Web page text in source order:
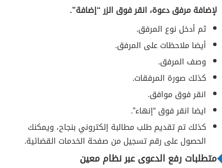
لإضافة مرفق دعوة، انقر فوق الزر “إضافة”.
ثم أدخل نوع المرفق.
أيضا ملاحظات على المرفق.
وصف المرفق.
كذلك صورة المرفقات.
انقر فوق موافق.
ايضا انقر فوق “إنهاء”.
كذلك تم تقديم طلب مطالبة إلكتروني بنجاح، ويمكنك
الحصول على رقم تسجيل من صفحة الخدمات القضائية.
متطلبات رفع الدعوى عبر نظام معين